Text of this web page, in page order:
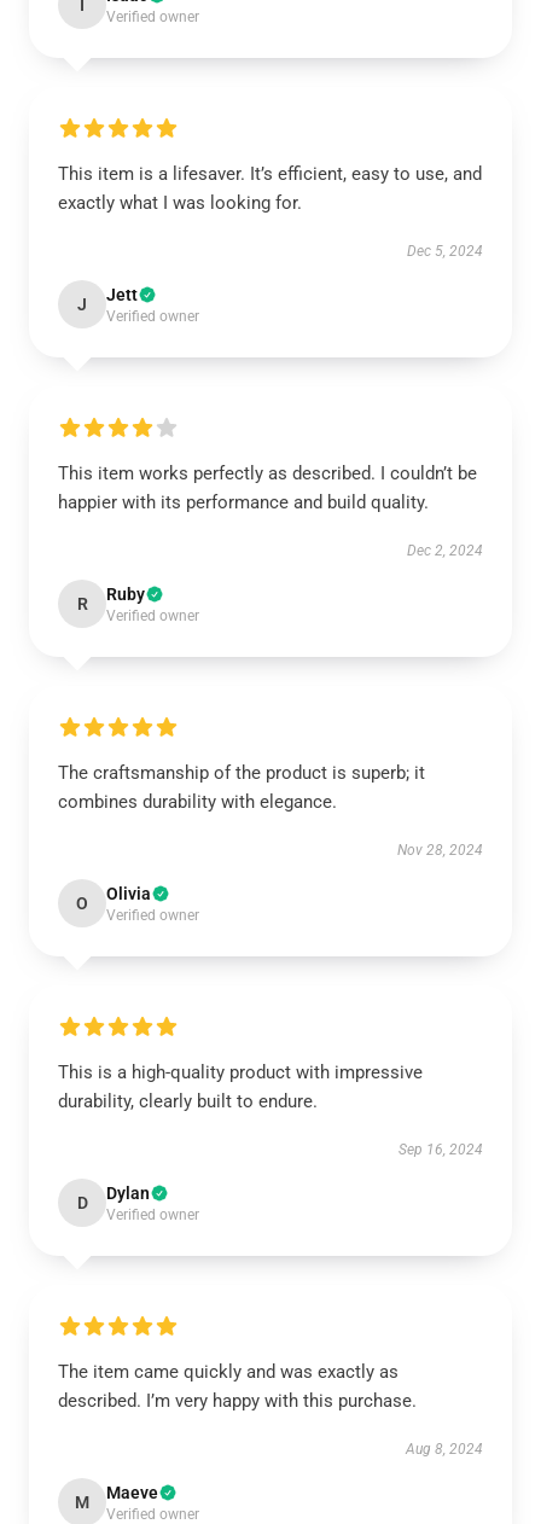
Verified owner
This item is a lifesaver. It’s efficient, easy to use, and
exactly what I was looking for.
Dec 5, 2024
J Jett
Verified owner
This item works perfectly as described. I couldn’t be
happier with its performance and build quality.
Dec 2, 2024
R Ruby
Verified owner
The craftsmanship of the product is superb; it
combines durability with elegance.
Nov 28, 2024
O Olivia
Verified owner
This is a high-quality product with impressive
durability, clearly built to endure.
Sep 16, 2024
D Dylan
Verified owner
The item came quickly and was exactly as
described. I’m very happy with this purchase.
Aug 8, 2024
M Maeve
Verified owner